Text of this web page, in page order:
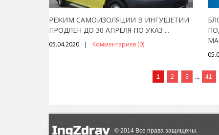
РЕЖИМ САМОИЗОЛЯЦИИ В ИНГУШЕТИИ
ПРОДЛЕН ДО 30 АПРЕЛЯ ПО УКАЗ ...
05.04.2020 Комментариев (0)
1 2 3 ... 41
© 2014 Все права защищены.